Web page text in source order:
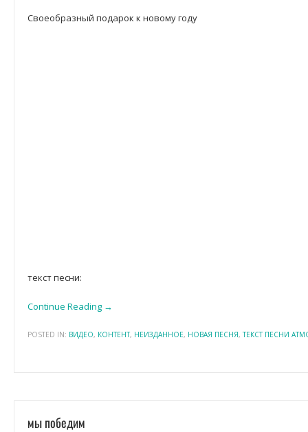
Своеобразный подарок к новому году
текст песни:
Continue Reading →
POSTED IN: ВИДЕО, КОНТЕНТ, НЕИЗДАННОЕ, НОВАЯ ПЕСНЯ,ТЕКСТ ПЕСНИ
мы победим